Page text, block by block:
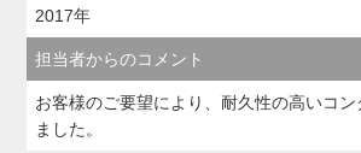
2017年
担当者からのコメント
お客様のご要望により、耐久性の高いコン
ました。